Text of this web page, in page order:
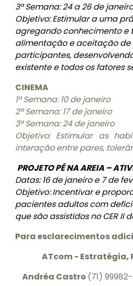
3ª Semana: 24 a 26 de janeiro
Objetivo: Estimular a uma
agregando conhecimento e
alimentação e aceitação de
participantes,
existente e todos os fatores
CINEMA
1ª Semana: 10 de janeiro
2ª Semana: 17 de janeiro
3ª Semana: 24 de janeiro
Objetivo: Estimular as
interação entre pares,
PROJETO PÉ NA AREIA –
Datas: 16 de janeiro e 7 de
Objetivo: Incentivar e
pacientes adultos com
que são assistidos no CER II
Para esclarecimentos
ATcom - Estratégia,
Andréa Castro (71)